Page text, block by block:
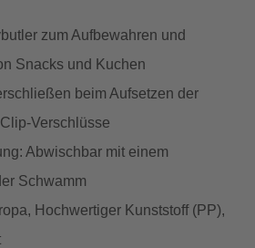
zum Aufbewahren und
Snacks und Kuchen
beim Aufsetzen der
Verschlüsse
Abwischbar mit einem
Schwamm
Hochwertiger Kunststoff (PP),